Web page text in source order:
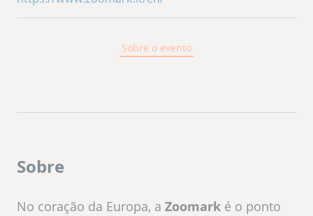
Sobre o evento
Sobre
No coração da Europa, a Zoomark é o ponto